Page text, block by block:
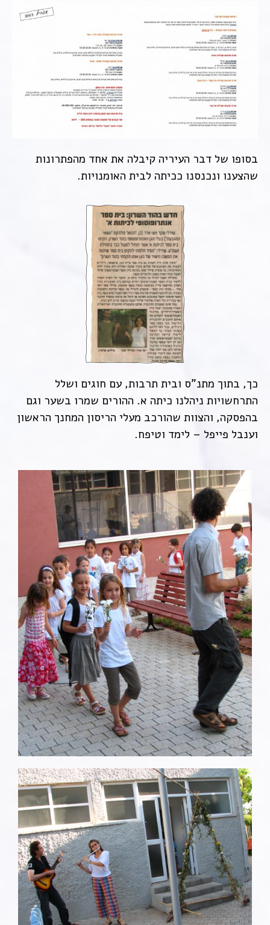
בסופו של דבר העיריה קיבלה את אחד מהפתרונות
שהצענו ונכנסנו ככיתה לבית האומנויות.
כך, בתוך מתנ"ס ובית תרבות, עם חוגים ושלל
התרחשויות ניהלנו כיתה א. ההורים שמרו בשער וגם
בהפסקה, והצוות שהורכב מעלי הריסון המחנך הראשון
וענבל פייפל – לימד וטיפח.